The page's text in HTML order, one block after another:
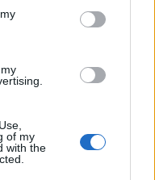
of my
with the
αυτονομίας
Λιθουανικό στρατό